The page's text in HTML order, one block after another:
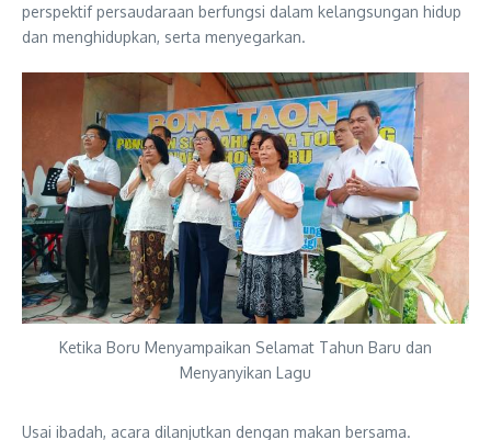
perspektif persaudaraan berfungsi dalam kelangsungan hidup
dan menghidupkan, serta menyegarkan.
Ketika Boru Menyampaikan Selamat Tahun Baru dan
Menyanyikan Lagu
Usai ibadah, acara dilanjutkan dengan makan bersama.